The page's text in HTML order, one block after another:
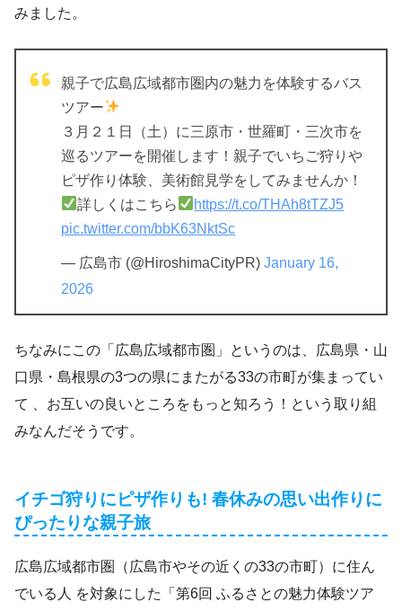
みました。
親子で広島広域都市圏内の魅力を体験するバス
ツアー
３月２１日（土）に三原市・世羅町・三次市を
巡るツアーを開催します！親子でいちご狩りや
ピザ作り体験、美術館見学をしてみませんか！
詳しくはこちら
https://t.co/THAh8tTZJ5
pic.twitter.com/bbK63NktSc
— 広島市 (@HiroshimaCityPR) January 16,
2026
ちなみにこの「広島広域都市圏」というのは、広島県・山
口県・島根県の3つの県にまたがる33の市町が集まってい
て 、お互いの良いところをもっと知ろう！という取り組
みなんだそうです。
イチゴ狩りにピザ作りも! 春休みの思い出作りに
ぴったりな親子旅
広島広域都市圏（広島市やその近くの33の市町）に住ん
でいる人 を対象にした「第6回 ふるさとの魅力体験ツア